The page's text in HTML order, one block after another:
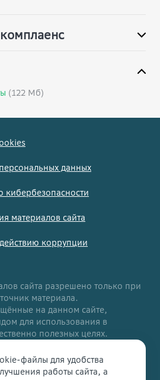
(122 Мб)
данных
кибербезопасности
материалов сайта
коррупции
сайта разрешено только при
материала.
на данном сайте,
для использования в
полезных целях.
для людей с ограниченными
Если вы столкнулись с
файлы для удобства
работы сайта, а